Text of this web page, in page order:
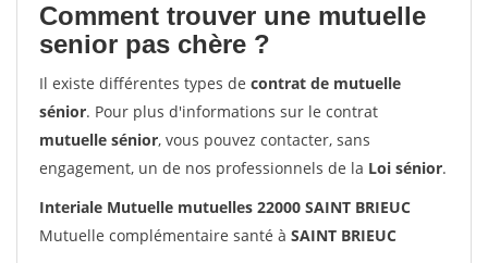
Comment trouver une mutuelle
senior pas chère ?
Il existe différentes types de contrat de mutuelle
sénior. Pour plus d'informations sur le contrat
mutuelle sénior, vous pouvez contacter, sans
engagement, un de nos professionnels de la Loi sénior.
Interiale Mutuelle mutuelles 22000 SAINT BRIEUC
Mutuelle complémentaire santé à SAINT BRIEUC